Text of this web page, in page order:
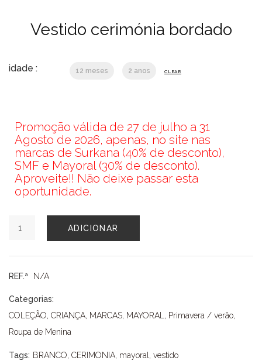
€32,90.€23,03.
Vestido cerimónia bordado
idade : 12 meses 2 anos CLEAR
Promoção válida de 27 de julho a 31
Agosto de 2026, apenas, no site nas
marcas de Surkana (40% de desconto),
SMF e Mayoral (30% de desconto).
Aproveite!! Não deixe passar esta
oportunidade.
de
MAYORAL
ADICIONAR
REF.ª N/A
Categorias:
COLEÇÃO, CRIANÇA, MARCAS, MAYORAL, Primavera / verão,
Roupa de Menina
Tags: BRANCO, CERIMONIA, mayoral , vestido